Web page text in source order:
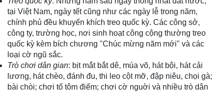
tại Việt Nam, ngày tết cũng như các ngày lễ trong năm,
chính phủ đều khuyến khích treo quốc kỳ. Các công sở,
công ty, trường học, nơi sinh hoạt công cộng thường treo
quốc kỳ kèm bích chương "Chúc mừng năm mới" và các
loại cờ ngũ sắc.
Trò chơi dân gian: bịt mắt bắt dê, múa võ, hát bội, hát cải
lương, hát chèo, đánh đu, thi leo cột mỡ, đập niêu, chọi gà;
bài chòi; chơi tổ tôm điếm; chơi cờ nguời và nhiều trò dân